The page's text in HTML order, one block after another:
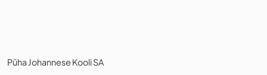
Püha Johannese Kooli SA